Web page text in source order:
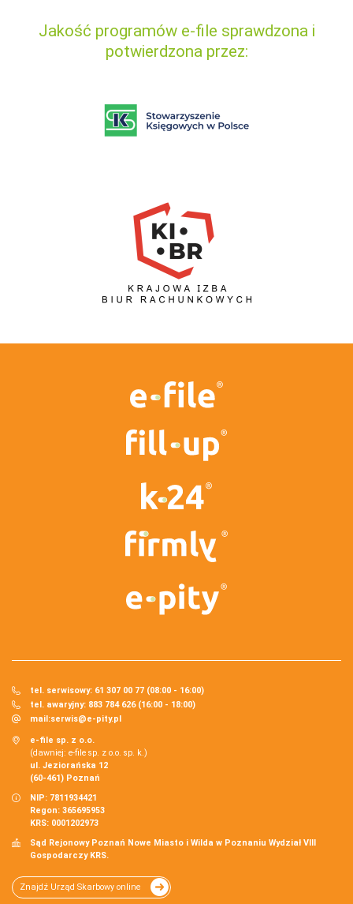
Jakość programów e-file sprawdzona i
potwierdzona przez:
tel. serwisowy: 61 307 00 77 (08:00 - 16:00)
tel. awaryjny: 883 784 626 (16:00 - 18:00)
mail:serwis@e-pity.pl
e-file sp. z o.o.
(dawniej: e-file sp. z o.o. sp. k.)
ul. Jeziorańska 12
(60-461) Poznań
NIP: 7811934421
Regon: 365695953
KRS: 0001202973
Sąd Rejonowy Poznań Nowe Miasto i Wilda w Poznaniu Wydział VIII
Gospodarczy KRS.
Znajdź Urząd Skarbowy online